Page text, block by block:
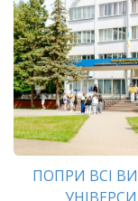
ПОПРИ ВСІ